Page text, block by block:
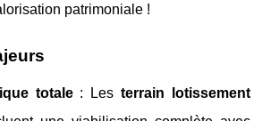
patrimoniale !
totale: Les terrain lotissement